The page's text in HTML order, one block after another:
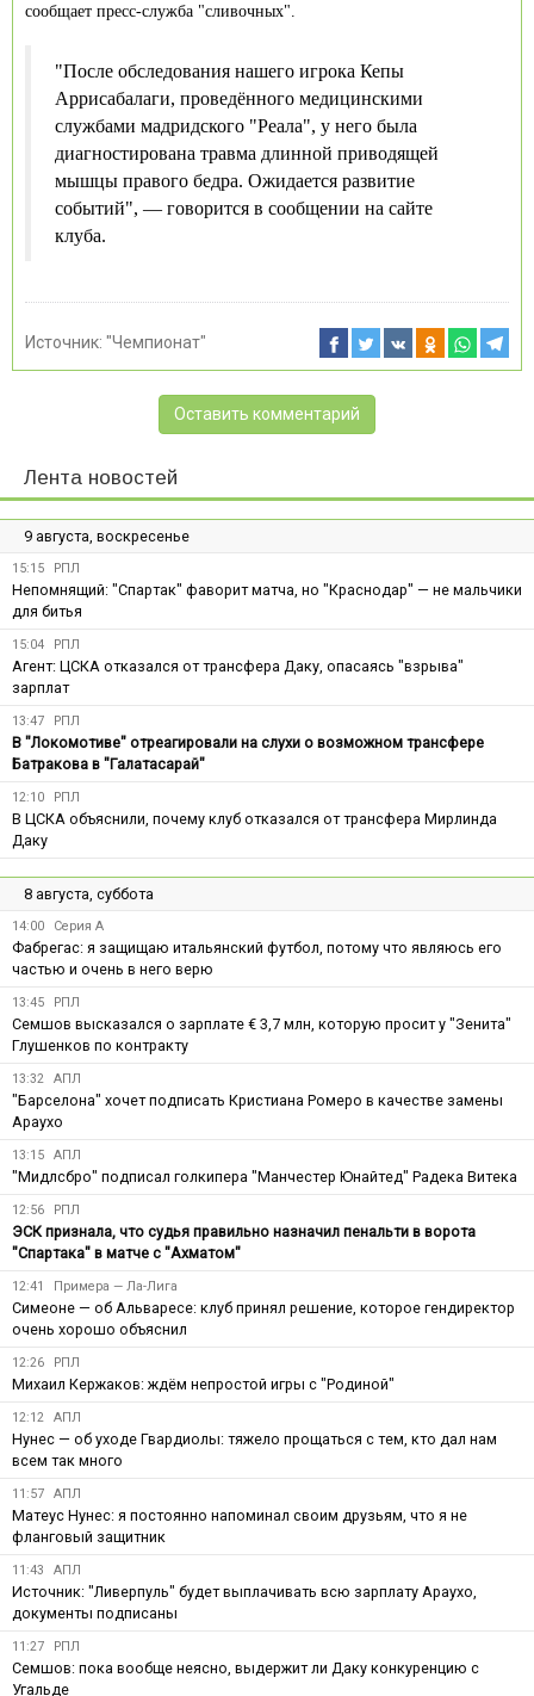
сообщает пресс-служба "сливочных".
"После обследования нашего игрока Кепы
Аррисабалаги, проведённого медицинскими
службами мадридского "Реала", у него была
диагностирована травма длинной приводящей
мышцы правого бедра. Ожидается развитие
событий", — говорится в сообщении на сайте
клуба.
Источник: "Чемпионат"
Оставить комментарий
Лента новостей
9 августа, воскресенье
15:15 РПЛ
Непомнящий: "Спартак" фаворит матча, но "Краснодар" — не мальчики
для битья
15:04 РПЛ
Агент: ЦСКА отказался от трансфера Даку, опасаясь "взрыва"
зарплат
13:47 РПЛ
В "Локомотиве" отреагировали на слухи о возможном трансфере
Батракова в "Галатасарай"
12:10 РПЛ
В ЦСКА объяснили, почему клуб отказался от трансфера Мирлинда
Даку
8 августа, суббота
14:00 Серия А
Фабрегас: я защищаю итальянский футбол, потому что являюсь его
частью и очень в него верю
13:45 РПЛ
Семшов высказался о зарплате € 3,7 млн, которую просит у "Зенита"
Глушенков по контракту
13:32 АПЛ
"Барселона" хочет подписать Кристиана Ромеро в качестве замены
Араухо
13:15 АПЛ
"Мидлсбро" подписал голкипера "Манчестер Юнайтед" Радека Витека
12:56 РПЛ
ЭСК признала, что судья правильно назначил пенальти в ворота
"Спартака" в матче с "Ахматом"
12:41 Примера — Ла-Лига
Симеоне — об Альваресе: клуб принял решение, которое гендиректор
очень хорошо объяснил
12:26 РПЛ
Михаил Кержаков: ждём непростой игры с "Родиной"
12:12 АПЛ
Нунес — об уходе Гвардиолы: тяжело прощаться с тем, кто дал нам
всем так много
11:57 АПЛ
Матеус Нунес: я постоянно напоминал своим друзьям, что я не
фланговый защитник
11:43 АПЛ
Источник: "Ливерпуль" будет выплачивать всю зарплату Араухо,
документы подписаны
11:27 РПЛ
Семшов: пока вообще неясно, выдержит ли Даку конкуренцию с
Угальде